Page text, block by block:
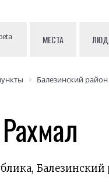
МЕСТА
Балезинский район
Балезинский